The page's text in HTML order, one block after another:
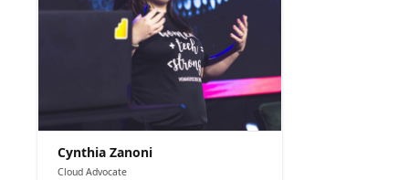
Cynthia Zanoni
Cloud Advocate